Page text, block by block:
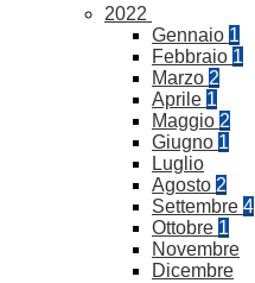
2022
Gennaio 1
Febbraio 1
Marzo 2
Aprile 1
Maggio 2
Giugno 1
Luglio
Agosto 2
Settembre 4
Ottobre 1
Novembre
Dicembre